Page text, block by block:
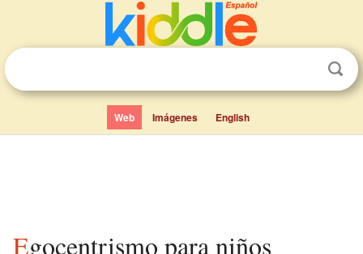
Web Imágenes English
Egocentrismo para niños